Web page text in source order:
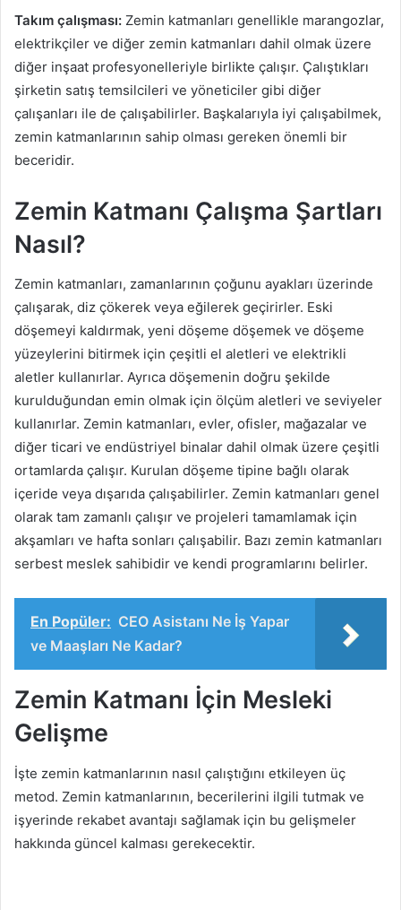
Takım çalışması: Zemin katmanları genellikle marangozlar,
elektrikçiler ve diğer zemin katmanları dahil olmak üzere
diğer inşaat profesyonelleriyle birlikte çalışır. Çalıştıkları
şirketin satış temsilcileri ve yöneticiler gibi diğer
çalışanları ile de çalışabilirler. Başkalarıyla iyi çalışabilmek,
zemin katmanlarının sahip olması gereken önemli bir
beceridir.
Zemin Katmanı Çalışma Şartları
Nasıl?
Zemin katmanları, zamanlarının çoğunu ayakları üzerinde
çalışarak, diz çökerek veya eğilerek geçirirler. Eski
döşemeyi kaldırmak, yeni döşeme döşemek ve döşeme
yüzeylerini bitirmek için çeşitli el aletleri ve elektrikli
aletler kullanırlar. Ayrıca döşemenin doğru şekilde
kurulduğundan emin olmak için ölçüm aletleri ve seviyeler
kullanırlar. Zemin katmanları, evler, ofisler, mağazalar ve
diğer ticari ve endüstriyel binalar dahil olmak üzere çeşitli
ortamlarda çalışır. Kurulan döşeme tipine bağlı olarak
içeride veya dışarıda çalışabilirler. Zemin katmanları genel
olarak tam zamanlı çalışır ve projeleri tamamlamak için
akşamları ve hafta sonları çalışabilir. Bazı zemin katmanları
serbest meslek sahibidir ve kendi programlarını belirler.
En Popüler: CEO Asistanı Ne İş Yapar
ve Maaşları Ne Kadar?
Zemin Katmanı İçin Mesleki
Gelişme
İşte zemin katmanlarının nasıl çalıştığını etkileyen üç
metod. Zemin katmanlarının, becerilerini ilgili tutmak ve
işyerinde rekabet avantajı sağlamak için bu gelişmeler
hakkında güncel kalması gerekecektir.